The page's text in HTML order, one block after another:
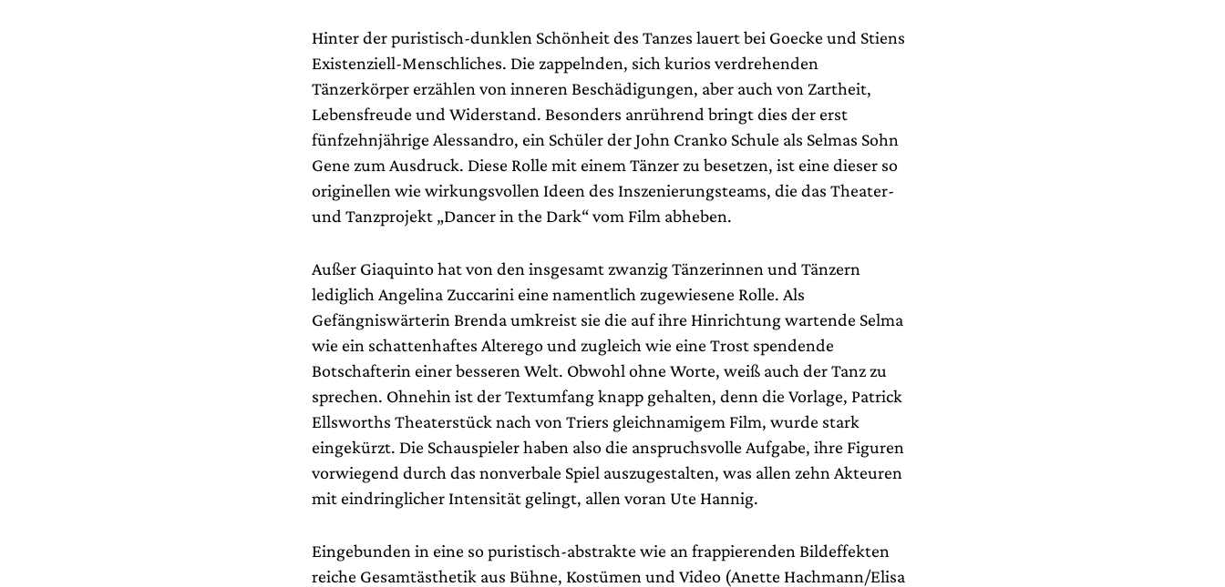
Hinter der puristisch-dunklen Schönheit des Tanzes lauert bei Goecke und Stiens
Existenziell-Menschliches. Die zappelnden, sich kurios verdrehenden
Tänzerkörper erzählen von inneren Beschädigungen, aber auch von Zartheit,
Lebensfreude und Widerstand. Besonders anrührend bringt dies der erst
fünfzehnjährige Alessandro, ein Schüler der John Cranko Schule als Selmas Sohn
Gene zum Ausdruck. Diese Rolle mit einem Tänzer zu besetzen, ist eine dieser so
originellen wie wirkungsvollen Ideen des Inszenierungsteams, die das Theater-
und Tanzprojekt „Dancer in the Dark“ vom Film abheben.
Außer Giaquinto hat von den insgesamt zwanzig Tänzerinnen und Tänzern
lediglich Angelina Zuccarini eine namentlich zugewiesene Rolle. Als
Gefängniswärterin Brenda umkreist sie die auf ihre Hinrichtung wartende Selma
wie ein schattenhaftes Alterego und zugleich wie eine Trost spendende
Botschafterin einer besseren Welt. Obwohl ohne Worte, weiß auch der Tanz zu
sprechen. Ohnehin ist der Textumfang knapp gehalten, denn die Vorlage, Patrick
Ellsworths Theaterstück nach von Triers gleichnamigem Film, wurde stark
eingekürzt. Die Schauspieler haben also die anspruchsvolle Aufgabe, ihre Figuren
vorwiegend durch das nonverbale Spiel auszugestalten, was allen zehn Akteuren
mit eindringlicher Intensität gelingt, allen voran Ute Hannig.
Eingebunden in eine so puristisch-abstrakte wie an frappierenden Bildeffekten
reiche Gesamtästhetik aus Bühne, Kostümen und Video (Anette Hachmann/Elisa